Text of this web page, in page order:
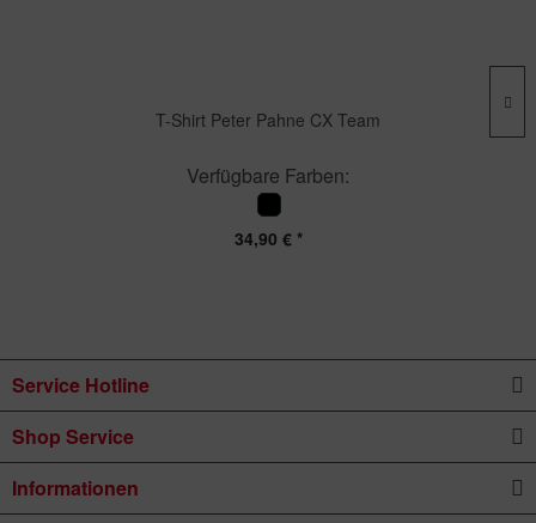
T-Shirt Peter Pahne CX Team
Verfügbare Farben:
34,90 € *
Service Hotline
Shop Service
Informationen